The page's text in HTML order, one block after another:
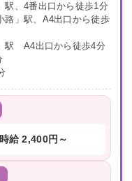
駅、4番出口から徒歩1分
路」駅、A4出口から徒歩
駅 A4出口から徒歩4分
時給 2,400円～